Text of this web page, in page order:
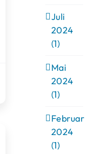
Juli
2024
(1)
Mai
2024
(1)
Februar
2024
(1)